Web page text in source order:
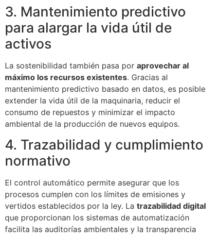
3. Mantenimiento predictivo
para alargar la vida útil de
activos
La sostenibilidad también pasa por aprovechar al
máximo los recursos existentes. Gracias al
mantenimiento predictivo basado en datos, es posible
extender la vida útil de la maquinaria, reducir el
consumo de repuestos y minimizar el impacto
ambiental de la producción de nuevos equipos.
4. Trazabilidad y cumplimiento
normativo
El control automático permite asegurar que los
procesos cumplen con los límites de emisiones y
vertidos establecidos por la ley. La trazabilidad digital
que proporcionan los sistemas de automatización
facilita las auditorías ambientales y la transparencia